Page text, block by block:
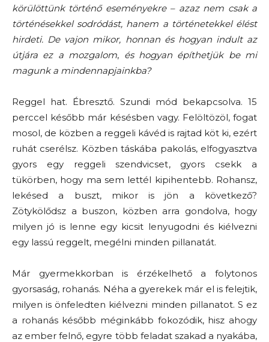
körülöttünk történő eseményekre – azaz nem csak a
történésekkel sodródást, hanem a történetekkel élést
hirdeti. De vajon mikor, honnan és hogyan indult az
útjára ez a mozgalom, és hogyan építhetjük be mi
magunk a mindennapjainkba?
Reggel hat. Ébresztő. Szundi mód bekapcsolva. 15
perccel később már késésben vagy. Felöltözöl, fogat
mosol, de közben a reggeli kávéd is rajtad köt ki, ezért
ruhát cserélsz. Közben táskába pakolás, elfogyasztva
gyors egy reggeli szendvicset, gyors csekk a
tükörben, hogy ma sem lettél kipihentebb. Rohansz,
lekésed a buszt, mikor is jön a következő?
Zötykölődsz a buszon, közben arra gondolva, hogy
milyen jó is lenne egy kicsit lenyugodni és kiélvezni
egy lassú reggelt, megélni minden pillanatát.
Már gyermekkorban is érzékelhető a folytonos
gyorsaság, rohanás. Néha a gyerekek már el is felejtik,
milyen is önfeledten kiélvezni minden pillanatot. S ez
a rohanás később méginkább fokozódik, hisz ahogy
az ember felnő, egyre több feladat szakad a nyakába,